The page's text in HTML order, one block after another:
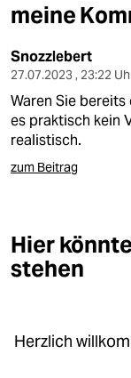
kultur
sport
berlin
nord
verlag
shop
meine
Snozzlebert
27.07.2023 , 23:22
Waren Sie
es praktisch kein
realistisch.
zum Beitrag
Hier
stehen
Herzlich